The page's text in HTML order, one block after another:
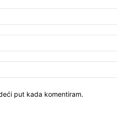
put kada komentiram.